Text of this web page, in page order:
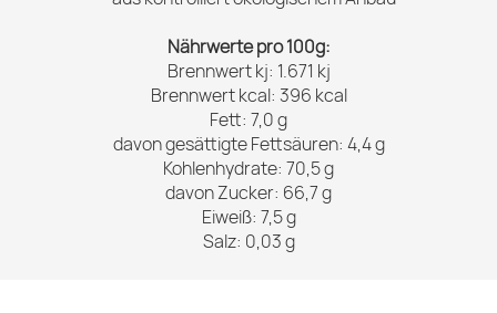
Nährwerte pro 100g:
Brennwert kj: 1.671 kj
Brennwert kcal: 396 kcal
Fett: 7,0 g
davon gesättigte Fettsäuren: 4,4 g
Kohlenhydrate: 70,5 g
davon Zucker: 66,7 g
Eiweiß: 7,5 g
Salz: 0,03 g